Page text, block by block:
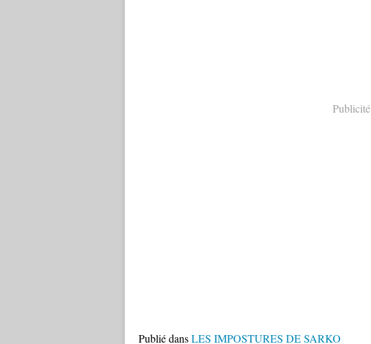
Publicité
Publié dansLES IMPOSTURES DE SARKO